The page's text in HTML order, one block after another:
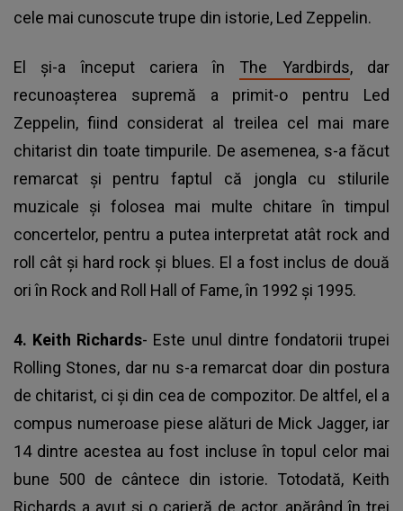
cele mai cunoscute trupe din istorie, Led Zeppelin.
El și-a început cariera în The Yardbirds, dar
recunoașterea supremă a primit-o pentru Led
Zeppelin, fiind considerat al treilea cel mai mare
chitarist din toate timpurile. De asemenea, s-a făcut
remarcat și pentru faptul că jongla cu stilurile
muzicale și folosea mai multe chitare în timpul
concertelor, pentru a putea interpretat atât rock and
roll cât și hard rock și blues. El a fost inclus de două
ori în Rock and Roll Hall of Fame, în 1992 și 1995.
4. Keith Richards- Este unul dintre fondatorii trupei
Rolling Stones, dar nu s-a remarcat doar din postura
de chitarist, ci și din cea de compozitor. De altfel, el a
compus numeroase piese alături de Mick Jagger, iar
14 dintre acestea au fost incluse în topul celor mai
bune 500 de cântece din istorie. Totodată, Keith
Richards a avut și o carieră de actor, apărând în trei